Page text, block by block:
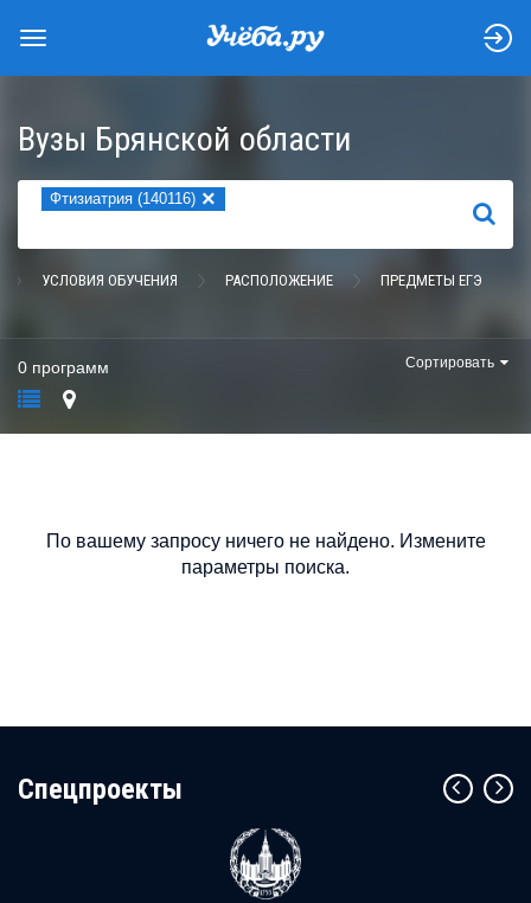
Вузы Брянской области
Фтизиатрия (140116) ×
НАЙТИ
УСЛОВИЯ ОБУЧЕНИЯ РАСПОЛОЖЕНИЕ ПРЕДМЕТЫ ЕГЭ
0 программ Сортировать
По вашему запросу ничего не найдено. Измените
параметры поиска.
Cпецпроекты